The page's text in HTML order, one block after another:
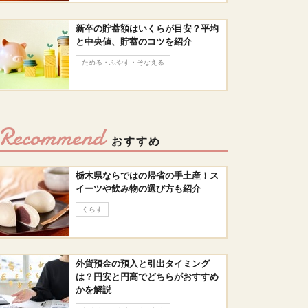
新卒の貯蓄額はいくらが目安？平均
と中央値、貯蓄のコツを紹介
ためる・ふやす・そなえる
おすすめ
栃木県ならではの帰省の手土産！ス
イーツや飲み物の選び方も紹介
くらす
外貨預金の預入と引出タイミング
は？円安と円高でどちらがおすすめ
かを解説